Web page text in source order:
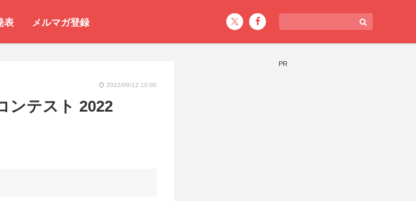
表 メルマガ登録
2022/09/12 10:00
ンテスト 2022
PR